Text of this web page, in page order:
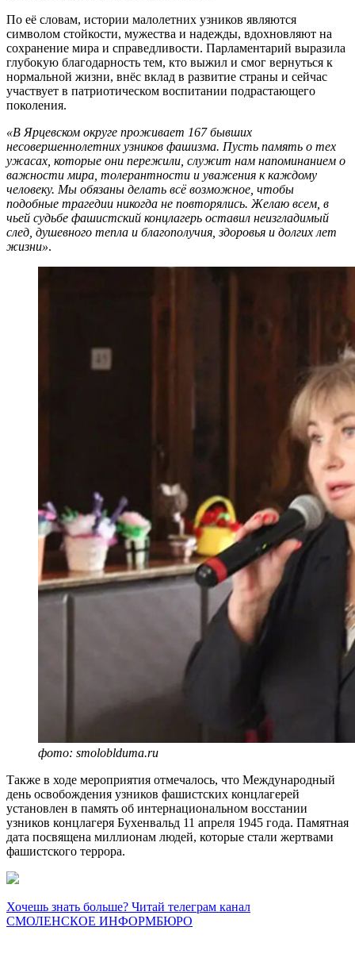
По её словам, истории малолетних узников являются
символом стойкости, мужества и надежды, вдохновляют на
сохранение мира и справедливости. Парламентарий выразила
глубокую благодарность тем, кто выжил и смог вернуться к
нормальной жизни, внёс вклад в развитие страны и сейчас
участвует в патриотическом воспитании подрастающего
поколения.
«В Ярцевском округе проживает 167 бывших
несовершеннолетних узников фашизма. Пусть память о тех
ужасах, которые они пережили, служит нам напоминанием о
важности мира, толерантности и уважения к каждому
человеку. Мы обязаны делать всё возможное, чтобы
подобные трагедии никогда не повторялись. Желаю всем, в
чьей судьбе фашистский концлагерь оставил неизгладимый
след, душевного тепла и благополучия, здоровья и долгих лет
жизни».
фото: smoloblduma.ru
Также в ходе мероприятия отмечалось, что Международный
день освобождения узников фашистских концлагерей
установлен в память об интернациональном восстании
узников концлагеря Бухенвальд 11 апреля 1945 года. Памятная
дата посвящена миллионам людей, которые стали жертвами
фашистского террора.
Хочешь знать больше? Читай телеграм канал
СМОЛЕНСКОЕ ИНФОРМБЮРО